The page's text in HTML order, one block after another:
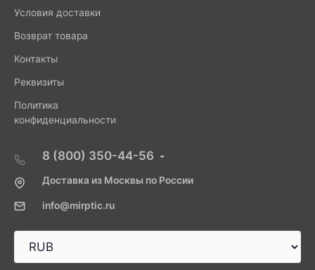
Условия доставки
Возврат товара
Контакты
Реквизиты
Политика
конфиденциальности
8 (800) 350-44-56
Доставка из Москвы по России
info@mirptic.ru